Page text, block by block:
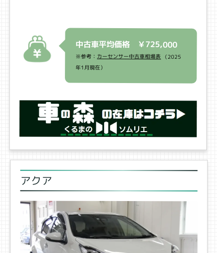
中古車平均価格 ￥725,000
※参考： カーセンサー中古車相場表 （2025
年1月現在）
アクア